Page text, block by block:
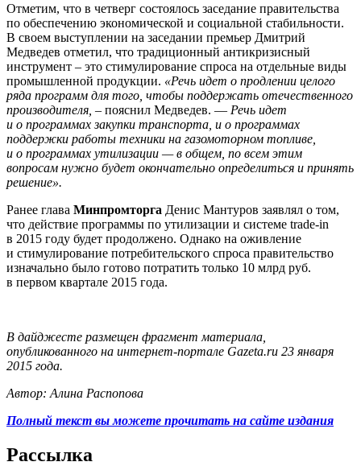
Отметим, что в четверг состоялось заседание правительства
по обеспечению экономической и социальной стабильности.
В своем выступлении на заседании премьер Дмитрий
Медведев отметил, что традиционный антикризисный
инструмент – это стимулирование спроса на отдельные виды
промышленной продукции. «Речь идет о продлении целого
ряда программ для того, чтобы поддержать отечественного
производителя, – пояснил Медведев. — Речь идет
и о программах закупки транспорта, и о программах
поддержки работы техники на газомоторном топливе,
и о программах утилизации — в общем, по всем этим
вопросам нужно будет окончательно определиться и принять
решение».
Ранее глава Минпромторга Денис Мантуров заявлял о том,
что действие программы по утилизации и системе trade-in
в 2015 году будет продолжено. Однако на оживление
и стимулирование потребительского спроса правительство
изначально было готово потратить только 10 млрд руб.
в первом квартале 2015 года.
В дайджесте размещен фрагмент материала,
опубликованного на интернет-портале Gazeta.ru 23 января
2015 года.
Автор: Алина Распопова
Полный текст вы можете прочитать на сайте издания
Рассылка